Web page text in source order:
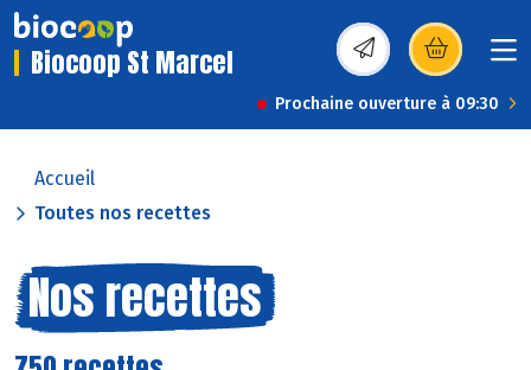
Biocoop St Marcel (s’ouvre dans une
Prochaine ouverture à 09:30
Accueil
Toutes nos recettes
Nos recettes